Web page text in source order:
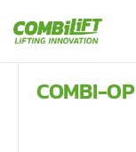
COMBI-OP